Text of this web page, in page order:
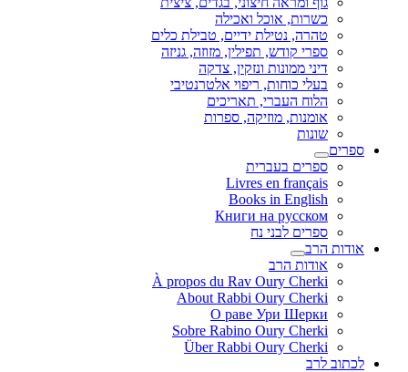
כשרות, אוכל ואכילה
טהרה, נטילת ידיים, טבילת כלים
ספרי קודש, תפילין, מזוזה, גניזה
דיני ממונות ונזקין, צדקה
בעלי כוחות, ריפוי אלטרנטיבי
הלוח העברי, תאריכים
אומנות, מוזיקה, ספרות
שונות
ספרים
ספרים בעברית
Livres en français
Books in English
Книги на русском
ספרים לבני נח
אודות הרב
אודות הרב
À propos du Rav Oury Cherki
About Rabbi Oury Cherki
О раве Ури Шерки
Sobre Rabino Oury Cherki
Über Rabbi Oury Cherki
לכתוב לרב